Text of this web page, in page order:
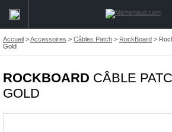
Accueil >Accessoires > Câbles Patch > RockBoard >
Gold
ROCKBOARD CÂBLE
GOLD